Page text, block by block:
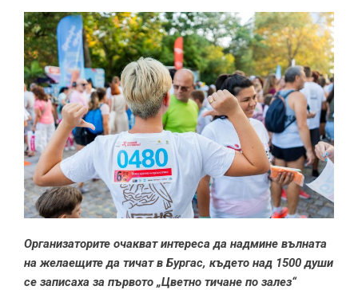
Организаторите очакват интереса да надмине вълната
на желаещите да тичат в Бургас, където над 1500 души
се записаха за първото „Цветно тичане по залез“